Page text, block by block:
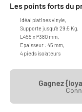
Les points forts du
Idéal platines vinyle,
Supporte jusqu'à 29;5 Kg,
L455 x P380 mm,
Epaisseur : 45 mm,
4 pieds isolateurs
Gagnez